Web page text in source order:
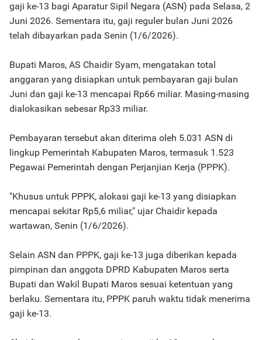
gaji ke-13 bagi Aparatur Sipil Negara (ASN) pada Selasa, 2
Juni 2026. Sementara itu, gaji reguler bulan Juni 2026
telah dibayarkan pada Senin (1/6/2026).
Bupati Maros, AS Chaidir Syam, mengatakan total
anggaran yang disiapkan untuk pembayaran gaji bulan
Juni dan gaji ke-13 mencapai Rp66 miliar. Masing-masing
dialokasikan sebesar Rp33 miliar.
Pembayaran tersebut akan diterima oleh 5.031 ASN di
lingkup Pemerintah Kabupaten Maros, termasuk 1.523
Pegawai Pemerintah dengan Perjanjian Kerja (PPPK).
"Khusus untuk PPPK, alokasi gaji ke-13 yang disiapkan
mencapai sekitar Rp5,6 miliar," ujar Chaidir kepada
wartawan, Senin (1/6/2026).
Selain ASN dan PPPK, gaji ke-13 juga diberikan kepada
pimpinan dan anggota DPRD Kabupaten Maros serta
Bupati dan Wakil Bupati Maros sesuai ketentuan yang
berlaku. Sementara itu, PPPK paruh waktu tidak menerima
gaji ke-13.